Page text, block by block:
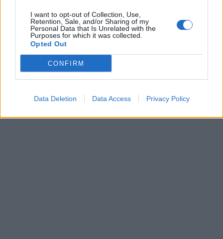
I want to opt-out of Collection, Use,
Retention, Sale, and/or Sharing of my
Personal Data that Is Unrelated with the
Purposes for which it was collected.
Opted Out
CONFIRM
Data Deletion Data Access Privacy Policy